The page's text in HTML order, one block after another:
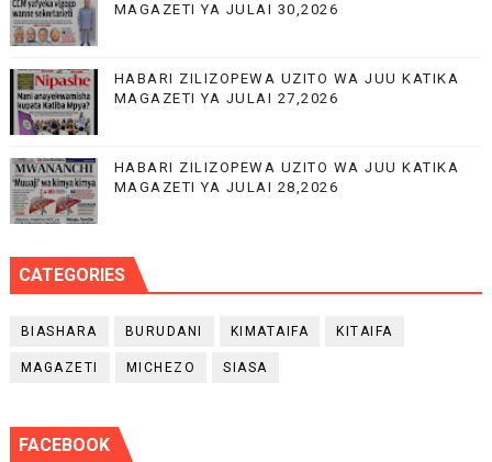
MAGAZETI YA JULAI 30,2026
HABARI ZILIZOPEWA UZITO WA JUU KATIKA
MAGAZETI YA JULAI 27,2026
HABARI ZILIZOPEWA UZITO WA JUU KATIKA
MAGAZETI YA JULAI 28,2026
CATEGORIES
BIASHARA BURUDANI KIMATAIFA KITAIFA
MAGAZETI MICHEZO SIASA
FACEBOOK